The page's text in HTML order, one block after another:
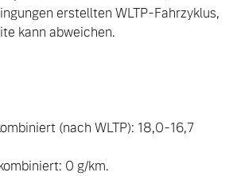
erstellten WLTP-Fahrzyklus,
kann abweichen.
(nach WLTP): 18,0-16,7
0 g/km.